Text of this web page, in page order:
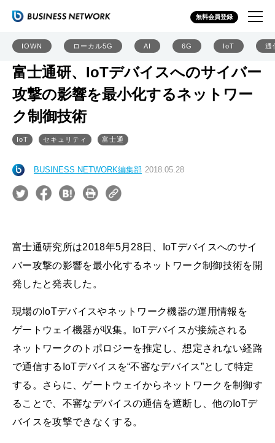
無料会員登録
IOWN ローカル5G AI 6G IoT 通
富士通研、IoTデバイスへのサイバー
攻撃の影響を最小化するネットワー
ク制御技術
IoT セキュリティ 富士通
BUSINESS NETWORK編集部 2018.05.28
富士通研究所は2018年5月28日、IoTデバイスへのサイ
バー攻撃の影響を最小化するネットワーク制御技術を開
発したと発表した。
現場のIoTデバイスやネットワーク機器の運用情報を
ゲートウェイ機器が収集。IoTデバイスが接続される
ネットワークのトポロジーを推定し、想定されない経路
で通信するIoTデバイスを“不審なデバイス”として特定
する。さらに、ゲートウェイからネットワークを制御す
ることで、不審なデバイスの通信を遮断し、他のIoTデ
バイスを攻撃できなくする。